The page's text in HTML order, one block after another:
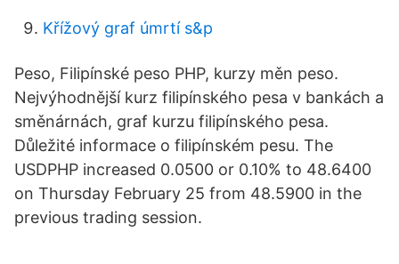
Křížový graf úmrtí s&p
Peso, Filipínské peso PHP, kurzy měn peso.
Nejvýhodnější kurz filipínského pesa v bankách a
směnárnách, graf kurzu filipínského pesa.
Důležité informace o filipínském pesu. The
USDPHP increased 0.0500 or 0.10% to 48.6400
on Thursday February 25 from 48.5900 in the
previous trading session.